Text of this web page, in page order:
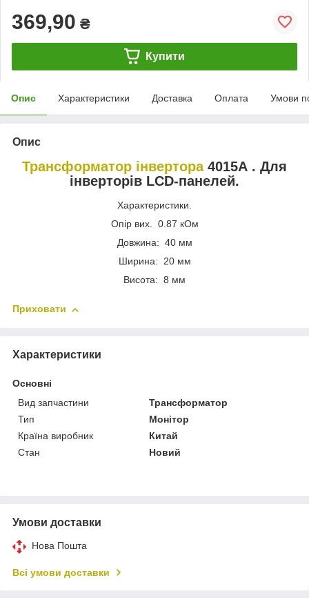
369,90 ₴
Купити
Опис Характеристики Доставка Оплата Умови
Опис
Трансформатор інвертора 4015А . Для
інверторів LCD-панелей.
Характеристики.
Опір вих. 0.87 кОм
Довжина: 40 мм
Ширина: 20 мм
Висота: 8 мм
Приховати
Характеристики
Основні
Вид запчастини
Трансформатор
Тип
Монітор
Країна виробник
Китай
Стан
Новий
Умови доставки
Нова Пошта
Всі умови доставки